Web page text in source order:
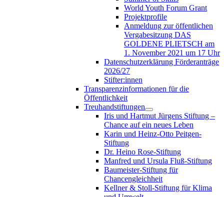
World Youth Forum Grant
Projektprofile
Anmeldung zur öffentlichen
Vergabesitzung DAS
GOLDENE PLIETSCH am
1. November 2021 um 17 Uhr
Datenschutzerklärung Förderanträge
2026/27
Stifter:innen
Transparenzinformationen für die
Öffentlichkeit
Treuhandstiftungen
Iris und Hartmut Jürgens Stiftung –
Chance auf ein neues Leben
Karin und Heinz-Otto Peitgen-
Stiftung
Dr. Heino Rose-Stiftung
Manfred und Ursula Fluß-Stiftung
Baumeister-Stiftung für
Chancengleichheit
Kellner & Stoll-Stiftung für Klima